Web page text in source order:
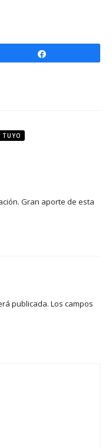
TUYO
Gran aporte de esta
publicada. Los campos